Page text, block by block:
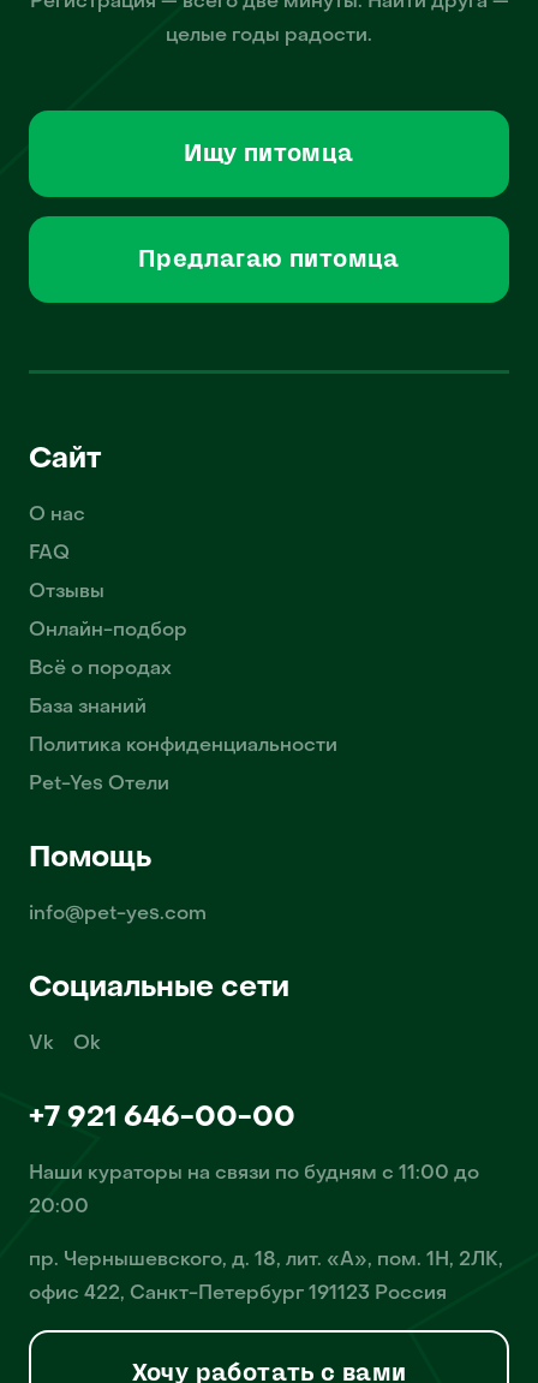
целые годы радости.
Ищу питомца
Предлагаю питомца
Сайт
О нас
FAQ
Отзывы
Онлайн-подбор
Всё о породах
База знаний
Политика конфиденциальности
Pet-Yes Отели
Помощь
info@pet-yes.com
Социальные сети
Vk Ok
+7 921 646-00-00
Наши кураторы на связи по будням с 11:00 до
20:00
пр. Чернышевского, д. 18, лит. «А», пом. 1Н, 2ЛК,
офис 422, Санкт-Петербург 191123 Россия
Хочу работать с вами